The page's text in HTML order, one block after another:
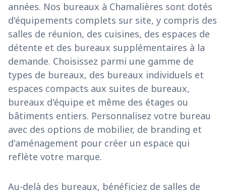
années. Nos bureaux à Chamalières sont dotés
d'équipements complets sur site, y compris des
salles de réunion, des cuisines, des espaces de
détente et des bureaux supplémentaires à la
demande. Choisissez parmi une gamme de
types de bureaux, des bureaux individuels et
espaces compacts aux suites de bureaux,
bureaux d'équipe et même des étages ou
bâtiments entiers. Personnalisez votre bureau
avec des options de mobilier, de branding et
d'aménagement pour créer un espace qui
reflète votre marque.
Au-delà des bureaux, bénéficiez de salles de